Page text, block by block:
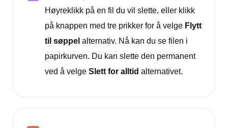
Høyreklikk på en fil du vil slette, eller klikk
på knappen med tre prikker for å velge Flytt
til søppel alternativ. Nå kan du se filen i
papirkurven. Du kan slette den permanent
ved å velge Slett for alltid alternativet.